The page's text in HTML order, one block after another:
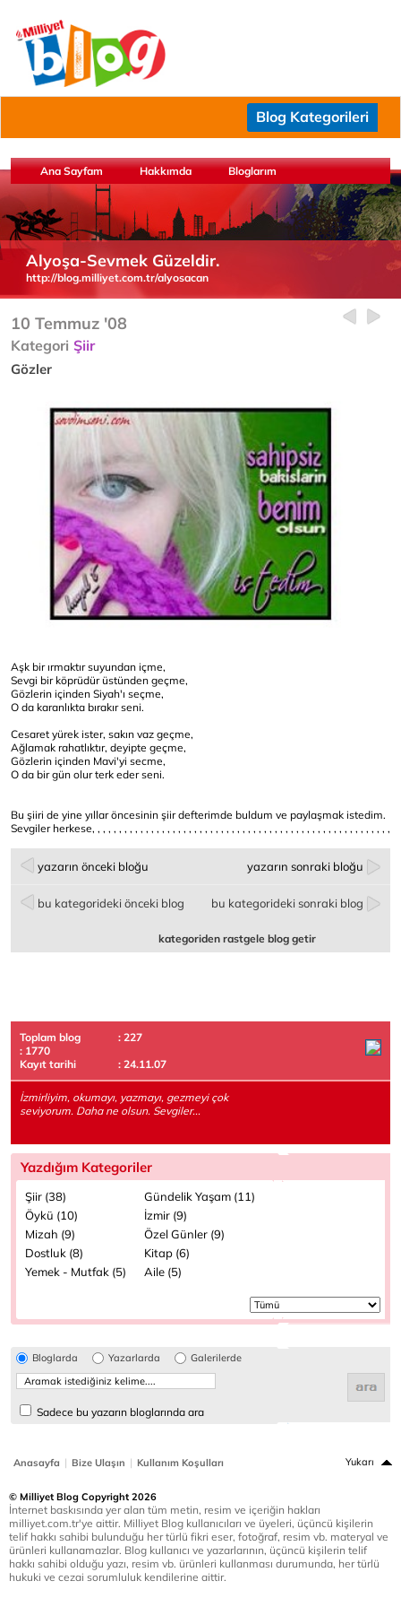
Blog Kategorileri
Ana Sayfam Hakkımda Bloglarım
Alyoşa-Sevmek Güzeldir.
http://blog.milliyet.com.tr/alyosacan
10 Temmuz '08
Kategori Şiir
Gözler
Aşk bir ırmaktır suyundan içme,
Sevgi bir köprüdür üstünden geçme,
Gözlerin içinden Siyah'ı seçme,
O da karanlıkta bırakır seni.
Cesaret yürek ister, sakın vaz geçme,
Ağlamak rahatlıktır, deyipte geçme,
Gözlerin içinden Mavi'yi secme,
O da bir gün olur terk eder seni.
Bu şiiri de yine yıllar öncesinin şiir defterimde buldum ve paylaşmak istedim.
Sevgiler herkese, , , , , , , , , , , , , , , , , , , , , , , , , , , , , , , , , , , , , , , , , , , , , , , , , , , , , , , ,
yazarın önceki bloğu yazarın sonraki bloğu
bu kategorideki önceki blog bu kategorideki sonraki blog
kategoriden rastgele blog getir
Toplam blog
: 227
: 1770
Kayıt tarihi
: 24.11.07
İzmirliyim, okumayı, yazmayı, gezmeyi çok
seviyorum. Daha ne olsun. Sevgiler...
Yazdığım Kategoriler
Şiir (38)
Gündelik Yaşam (11)
Öykü (10)
İzmir (9)
Mizah (9)
Özel Günler (9)
Dostluk (8)
Kitap (6)
Yemek - Mutfak (5)
Aile (5)
Bloglarda Yazarlarda Galerilerde
Sadece bu yazarın bloglarında ara
Anasayfa | Bize Ulaşın | Kullanım Koşulları Yukarı
© Milliyet Blog Copyright 2026
İnternet baskısında yer alan tüm metin, resim ve içeriğin hakları
milliyet.com.tr'ye aittir. Milliyet Blog kullanıcıları ve üyeleri, üçüncü kişilerin
telif hakkı sahibi bulunduğu her türlü fikri eser, fotoğraf, resim vb. materyal ve
ürünleri kullanamazlar. Blog kullanıcı ve yazarlarının, üçüncü kişilerin telif
hakkı sahibi olduğu yazı, resim vb. ürünleri kullanması durumunda, her türlü
hukuki ve cezai sorumluluk kendilerine aittir.